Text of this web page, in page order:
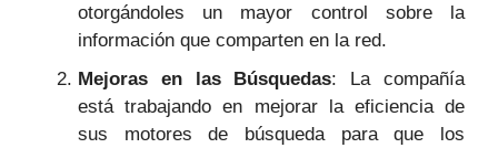
otorgándoles un mayor control sobre la
información que comparten en la red.
Mejoras en las Búsquedas: La compañía
está trabajando en mejorar la eficiencia de
sus motores de búsqueda para que los